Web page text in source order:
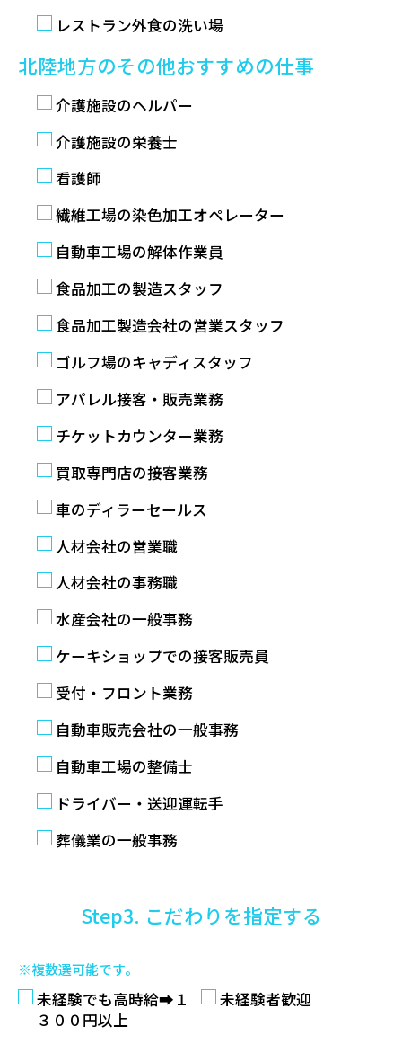
レストラン外食の洗い場
北陸地方のその他おすすめの仕事
介護施設のヘルパー
介護施設の栄養士
看護師
繊維工場の染色加工オペレーター
自動車工場の解体作業員
食品加工の製造スタッフ
食品加工製造会社の営業スタッフ
ゴルフ場のキャディスタッフ
アパレル接客・販売業務
チケットカウンター業務
買取専門店の接客業務
車のディラーセールス
人材会社の営業職
人材会社の事務職
水産会社の一般事務
ケーキショップでの接客販売員
受付・フロント業務
自動車販売会社の一般事務
自動車工場の整備士
ドライバー・送迎運転手
葬儀業の一般事務
Step3. こだわりを指定する
※複数選可能です。
未経験でも高時給➡１
３００円以上
未経験者歓迎